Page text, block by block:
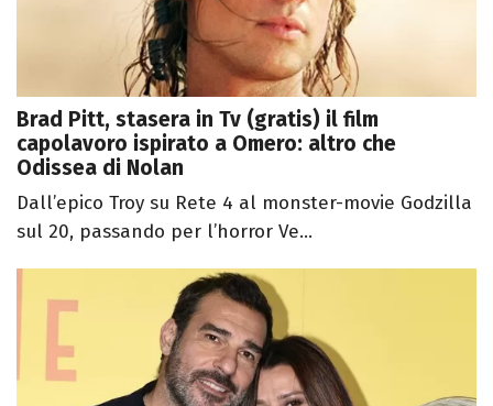
Brad Pitt, stasera in Tv (gratis) il film
capolavoro ispirato a Omero: altro che
Odissea di Nolan
Dall’epico Troy su Rete 4 al monster-movie Godzilla
sul 20, passando per l’horror Ve...